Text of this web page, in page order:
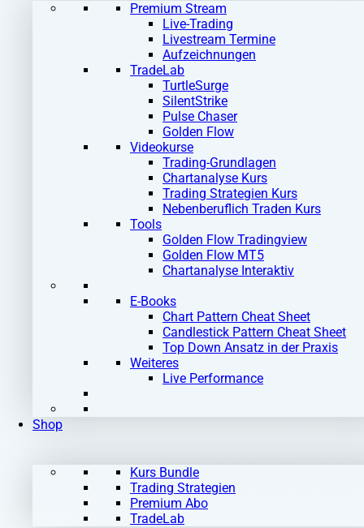
Premium Stream
Live-Trading
Livestream Termine
Aufzeichnungen
TradeLab
TurtleSurge
SilentStrike
Pulse Chaser
Golden Flow
Videokurse
Trading-Grundlagen
Chartanalyse Kurs
Trading Strategien Kurs
Nebenberuflich Traden Kurs
Tools
Golden Flow Tradingview
Golden Flow MT5
Chartanalyse Interaktiv
E-Books
Chart Pattern Cheat Sheet
Candlestick Pattern Cheat Sheet
Top Down Ansatz in der Praxis
Weiteres
Live Performance
Shop
Kurs Bundle
Trading Strategien
Premium Abo
TradeLab